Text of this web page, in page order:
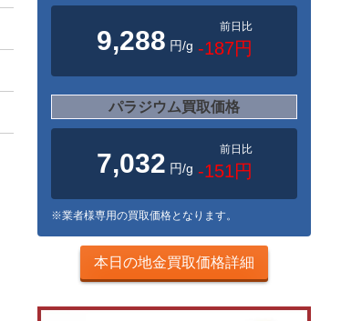
9,288 円/g
前日比
-187円
パラジウム買取価格
7,032 円/g
前日比
-151円
※業者様専用の買取価格となります。
本日の地金買取価格詳細